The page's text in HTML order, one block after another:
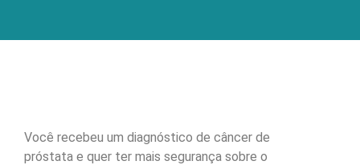
Você recebeu um diagnóstico de câncer de
próstata e quer ter mais segurança sobre o